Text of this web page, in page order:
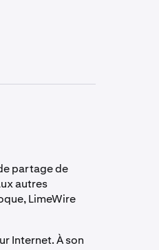
partage de
autres
LimeWire
Internet. À son